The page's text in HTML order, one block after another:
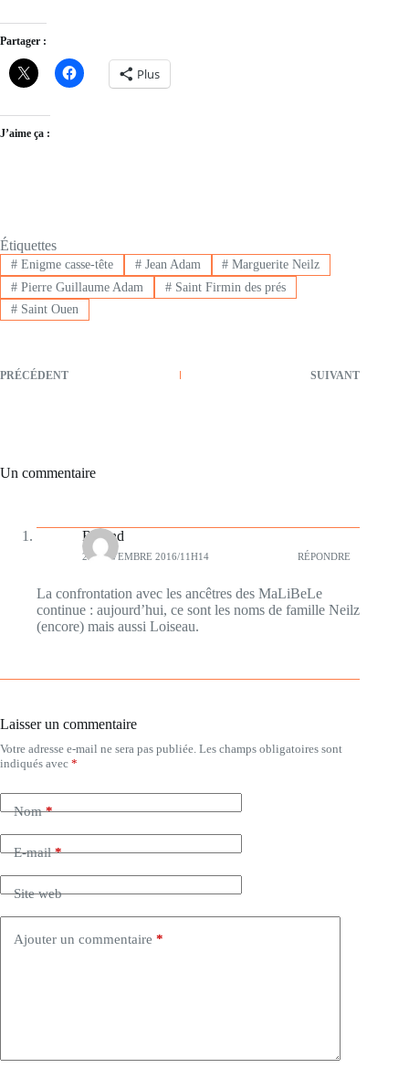
Partager :
Plus
J’aime ça :
Étiquettes
#Enigme casse-tête #Jean Adam # Marguerite Neilz
#Pierre Guillaume Adam #Saint Firmin des prés
#Saint Ouen
PRÉCÉDENT SUIVANT
Un commentaire
Roland
25 NOVEMBRE 2016/11H14 RÉPONDRE
La confrontation avec les ancêtres des MaLiBeLe
continue : aujourd’hui, ce sont les noms de famille Neilz
(encore) mais aussi Loiseau.
Laisser un commentaire
Votre adresse e-mail ne sera pas publiée. Les champs obligatoires sont
indiqués avec *
Nom*
E-mail*
Site web
Ajouter un commentaire *